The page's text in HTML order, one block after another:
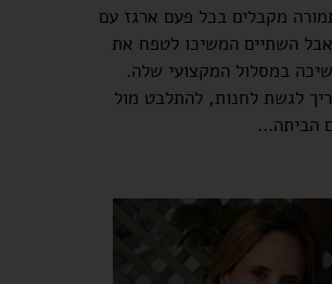
מקבלים בכל פעם ארגז עם
השתיים המשיכו לטפח את
במסלול המקצועי שלה.
לגשת לחנות, להתלבט מול
הביתה…